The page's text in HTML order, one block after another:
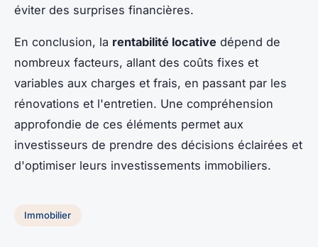
éviter des surprises financières.
En conclusion, la rentabilité locative dépend de
nombreux facteurs, allant des coûts fixes et
variables aux charges et frais, en passant par les
rénovations et l'entretien. Une compréhension
approfondie de ces éléments permet aux
investisseurs de prendre des décisions éclairées et
d'optimiser leurs investissements immobiliers.
Immobilier